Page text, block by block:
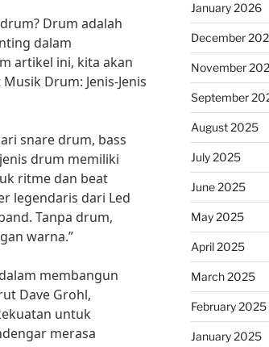
Drum adalah
dalam
artikel ini, kita akan
Drum: Jenis-Jenis
snare drum, bass
drum memiliki
ritme dan beat
legendaris dari Led
Tanpa drum,
warna.”
membangun
Dave Grohl,
untuk
merasa
January 2026
December
November
September
August 2025
July 2025
June 2025
May 2025
April 2025
March 2025
February 2025
January 2025